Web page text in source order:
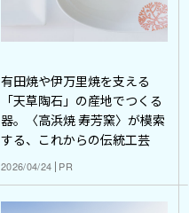
有田焼や伊万里焼を支える
「天草陶石」の産地でつくる
器。〈高浜焼 寿芳窯〉が模索
する、これからの伝統工芸
2026/04/24 PR